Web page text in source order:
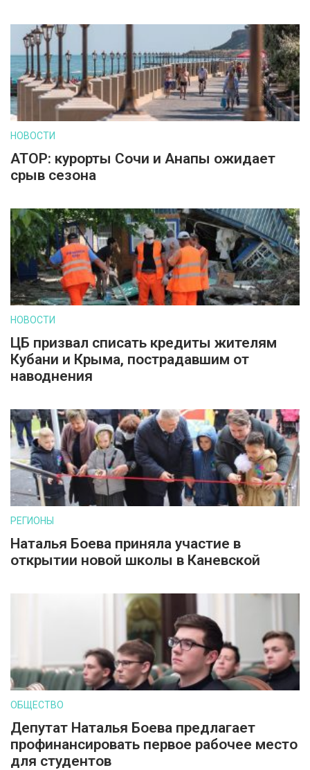
НОВОСТИ
АТОР: курорты Сочи и Анапы ожидает
срыв сезона
НОВОСТИ
ЦБ призвал списать кредиты жителям
Кубани и Крыма, пострадавшим от
наводнения
РЕГИОНЫ
Наталья Боева приняла участие в
открытии новой школы в Каневской
ОБЩЕСТВО
Депутат Наталья Боева предлагает
профинансировать первое рабочее место
для студентов